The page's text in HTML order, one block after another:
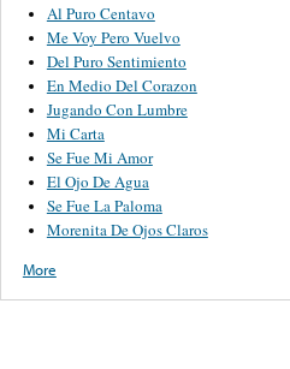
Al Puro Centavo
Me Voy Pero Vuelvo
Del Puro Sentimiento
En Medio Del Corazon
Jugando Con Lumbre
Mi Carta
Se Fue Mi Amor
El Ojo De Agua
Se Fue La Paloma
Morenita De Ojos Claros
More